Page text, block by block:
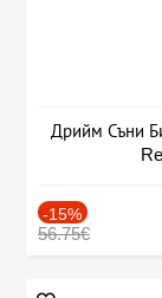
Дрийм Съни
-15%
56.75€